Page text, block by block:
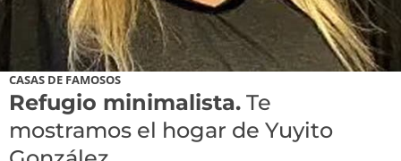
CASAS DE FAMOSOS
Refugio minimalista. Te
mostramos el hogar de Yuyito